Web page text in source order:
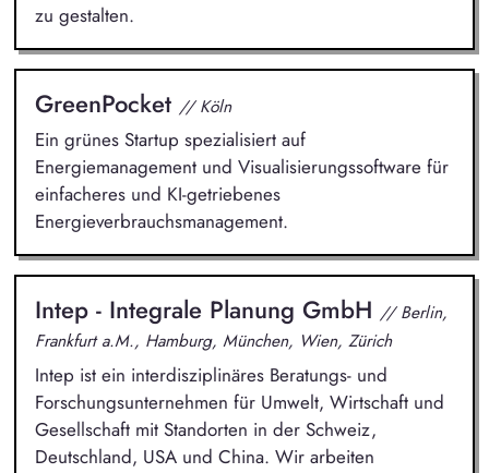
zu gestalten.
GreenPocket // Köln
Ein grünes Startup spezialisiert auf
Energiemanagement und Visualisierungssoftware für
einfacheres und KI-getriebenes
Energieverbrauchsmanagement.
Intep - Integrale Planung GmbH // Berlin,
Frankfurt a.M., Hamburg, München, Wien, Zürich
Intep ist ein interdisziplinäres Beratungs- und
Forschungsunternehmen für Umwelt, Wirtschaft und
Gesellschaft mit Standorten in der Schweiz,
Deutschland, USA und China. Wir arbeiten